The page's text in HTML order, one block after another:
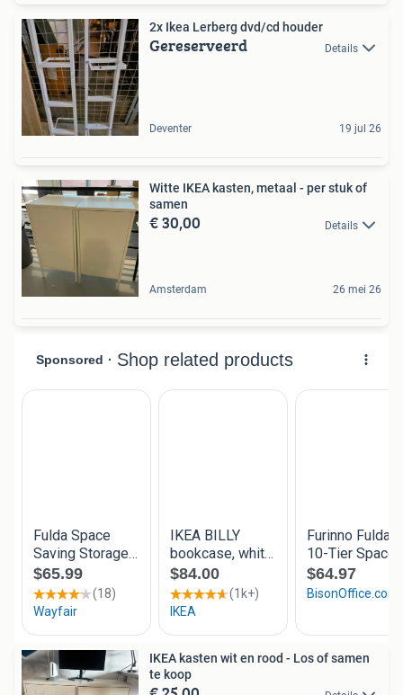
2x Ikea Lerberg dvd/cd houder
Gereserveerd Details
Deventer 19 jul 26
Witte IKEA kasten, metaal - per stuk of
samen
€ 30,00 Details
Amsterdam 26 mei 26
IKEA kasten wit en rood - Los of samen
te koop